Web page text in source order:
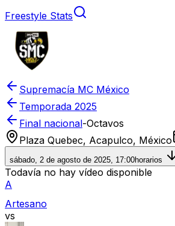
Freestyle Stats
Supremacía MC México
Temporada 2025
Final nacional-Octavos
Plaza Quebec, Acapulco, México
sábado, 2 de agosto de 2025, 17:00horarios
Todavía no hay vídeo disponible
A
Artesano
vs